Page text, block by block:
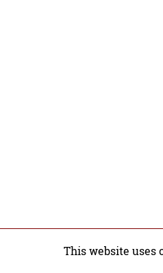
This website uses